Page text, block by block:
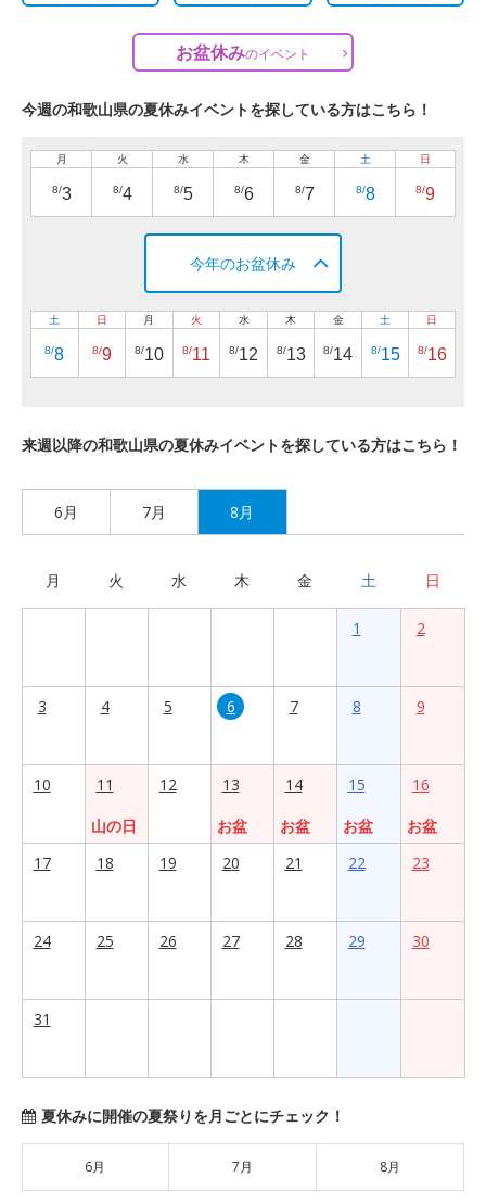
お盆休みのイベント
今週の和歌山県の夏休みイベントを探している方はこちら！
月
8/3
火
8/4
水
8/5
木
8/6
金
8/7
土
8/8
日
8/9
今年のお盆休み
土
8/8
日
8/9
月
8/10
火
8/11
水
8/12
木
8/13
金
8/14
土
8/15
日
8/16
来週以降の和歌山県の夏休みイベントを探している方はこちら！
6月 7月 8月
月 火 水 木 金 土 日
1 2
3 4 5 6 7 8 9
10
11
山の日
12
13
お盆
14
お盆
15
お盆
16
お盆
17
18 19 20 21 22 23
24 25 26 27 28 29 30
31
夏休みに開催の夏祭りを月ごとにチェック！
6月 7月 8月